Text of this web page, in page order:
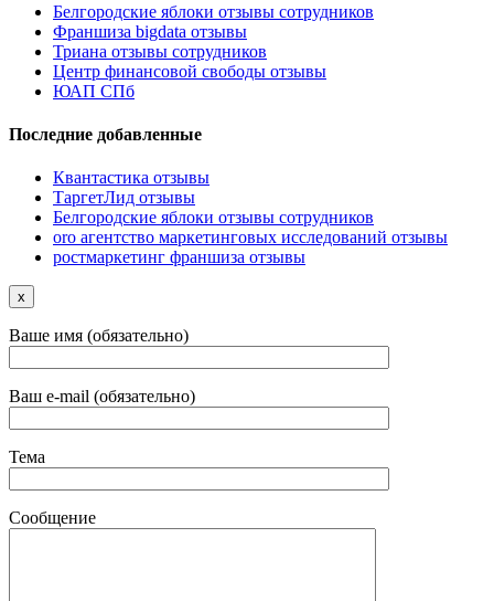
Белгородские яблоки отзывы сотрудников
Франшиза bigdata отзывы
Триана отзывы сотрудников
Центр финансовой свободы отзывы
ЮАП СПб
Последние добавленные
Квантастика отзывы
ТаргетЛид отзывы
Белгородские яблоки отзывы сотрудников
oro агентство маркетинговых исследований отзывы
ростмаркетинг франшиза отзывы
x
Ваше имя (обязательно)
Ваш e-mail (обязательно)
Тема
Сообщение